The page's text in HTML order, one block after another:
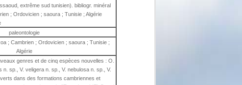
extrême sud tunisien). bibliogr. minéral
; Ordovicien ; saoura ; Tunisie ; Algérie
paleontologie
; Cambrien ; Ordovicien ; saoura ; Tunisie ;
Algérie
genres et de cinq espèces nouvelles : O.
n. sp., V. veligera n. sp., V. nebulosa n. sp., V.
dans des formations cambriennes et